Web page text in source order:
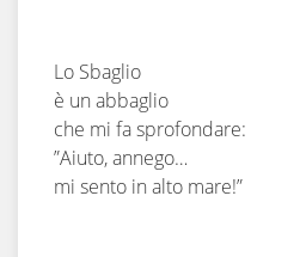
Lo Sbaglio
è un abbaglio
che mi fa sprofondare:
”Aiuto, annego…
mi sento in alto mare!”